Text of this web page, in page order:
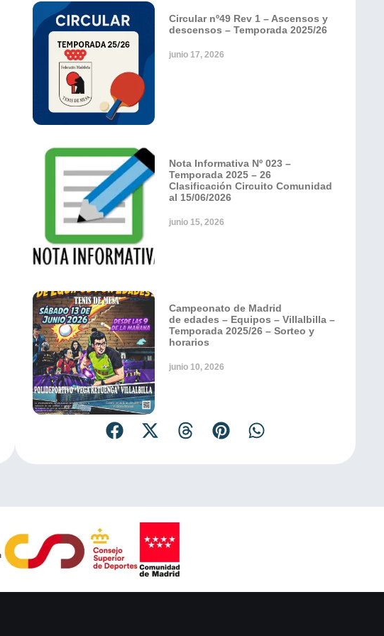
Circular nº49 Rev 1 – Ascensos y
descensos – Temporada 2025/26
junio 17, 2026
Nota Informativa Nº 023 –
Temporada 2025 – 26
Clasificación Circuito Comunidad
al 15/06/2026
junio 15, 2026
Campeonato de Madrid
de edades – Equipos – Villalbilla –
Temporada 2025/26 – Sorteo y
horarios
junio 10, 2026